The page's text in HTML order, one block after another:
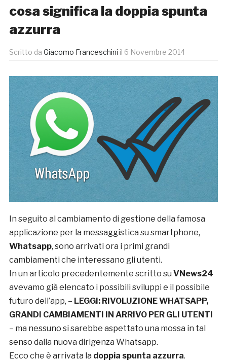
cosa significa la doppia spunta
azzurra
Scritto da Giacomo Franceschini il 6 Novembre 2014
In seguito al cambiamento di gestione della famosa
applicazione per la messaggistica su smartphone,
Whatsapp, sono arrivati ora i primi grandi
cambiamenti che interessano gli utenti.
In un articolo precedentemente scritto su VNews24
avevamo già elencato i possibili sviluppi e il possibile
futuro dell’app, – LEGGI: RIVOLUZIONE WHATSAPP,
GRANDI CAMBIAMENTI IN ARRIVO PER GLI UTENTI
– ma nessuno si sarebbe aspettato una mossa in tal
senso dalla nuova dirigenza Whatsapp.
Ecco che è arrivata la doppia spunta azzurra.